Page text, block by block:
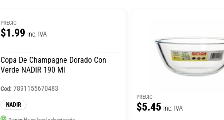
PRECIO
$1.99 Inc. IVA
Copa De Champagne Dorado Con
Verde NADIR 190 Ml
Cod: 7891155670483
NADIR
PRECIO
$5.45 Inc. IVA